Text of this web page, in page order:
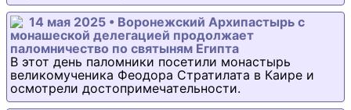
14 мая 2025 • Воронежский Архипастырь с
монашеской делегацией продолжает
паломничество по святыням Египта
В этот день паломники посетили монастырь
великомученика Феодора Стратилата в Каире и
осмотрели достопримечательности.